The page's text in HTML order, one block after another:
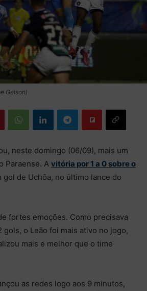
Gelson)
neste domingo (06/09), mais um
Paraense. A vitória por 1 a 0 sobre o
gol de Uchôa, no último lance do
fortes emoções. Como precisava
gols, o Leão foi mais ativo no jogo,
mais e melhor que o time
as redes logo aos 9 minutos,